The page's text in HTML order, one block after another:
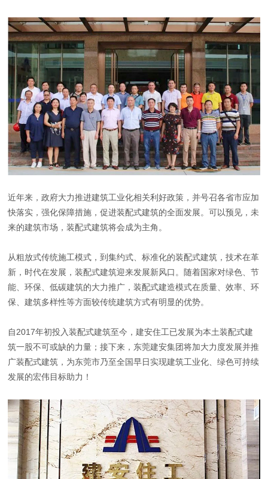
近年来，政府大力推进建筑工业化相关利好政策，并号召各省市应加
快落实，强化保障措施，促进装配式建筑的全面发展。可以预见，未
来的建筑市场，装配式建筑将会成为主角。
从粗放式传统施工模式，到集约式、标准化的装配式建筑，技术在革
新，时代在发展，装配式建筑迎来发展新风口。随着国家对绿色、节
能、环保、低碳建筑的大力推广，装配式建造模式在质量、效率、环
保、建筑多样性等方面较传统建筑方式有明显的优势。
自2017年初投入装配式建筑至今，建安住工已发展为本土装配式建
筑一股不可或缺的力量；接下来，东莞建安集团将加大力度发展并推
广装配式建筑，为东莞市乃至全国早日实现建筑工业化、绿色可持续
发展的宏伟目标助力！